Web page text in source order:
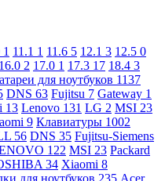
1 11.1 1 11.6 5 12.1 3 12.5 0
16.0 2 17.0 1 17.3 17 18.4 3
для ноутбуков 1137
DNS 63 Fujitsu 7 Gateway 1
13 Lenovo 131 LG 2 MSI 23
9 Клавиатуры 1002
56 DNS 35 Fujitsu-Siemens
122 MSI 23 Packard
34 Xiaomi 8
для ноутбуков 235 Acer